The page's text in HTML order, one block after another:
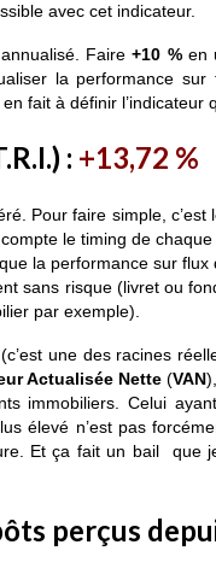
avec cet indicateur.
annualisé. Faire+10 %en
la performance
fait à définir l’indicateur
: +13,72 %
Pour faire simple,
le timing de
la performance sur flux
sans risque (livret ou
par exemple).
une des racines
Actualisée Nette (VAN
immobiliers. Celui
élevé n’est pas
Et ça fait un bail que
perçus